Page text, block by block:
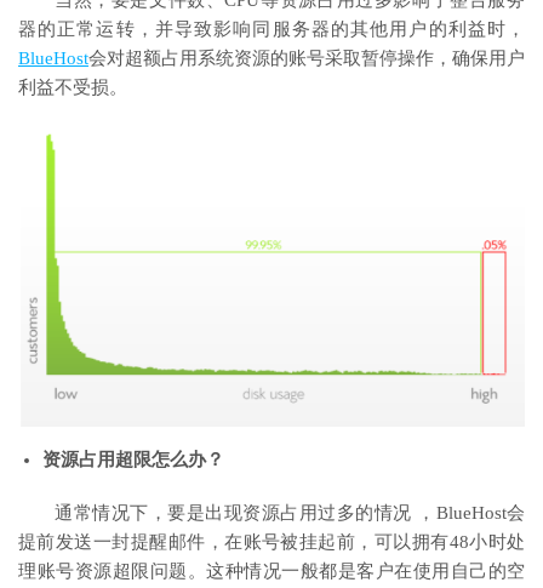
器的正常运转，并导致影响同服务器的其他用户的利益时，
BlueHost会对超额占用系统资源的账号采取暂停操作，确保用户
利益不受损。
资源占用超限怎么办？
通常情况下，要是出现资源占用过多的情况 ，BlueHost会
提前发送一封提醒邮件，在账号被挂起前，可以拥有48小时处
理账号资源超限问题。这种情况一般都是客户在使用自己的空